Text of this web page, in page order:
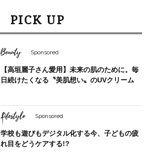
PICK UP
Beauty Sponsored
【高垣麗子さん愛用】未来の肌のために。毎
日続けたくなる〝美肌想い〟のUVクリーム
Lifestyle Sponsored
学校も遊びもデジタル化する今、子どもの疲
れ目をどうケアする!?